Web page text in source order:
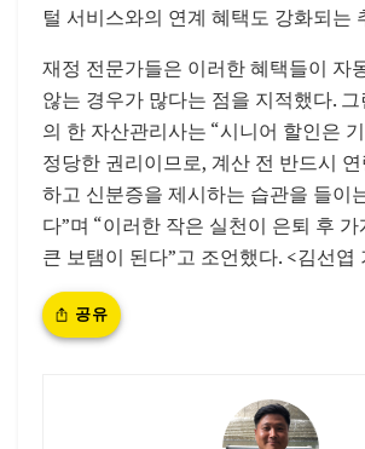
털 서비스와의 연계 혜택도 강화되는
재정 전문가들은 이러한 혜택들이 자
않는 경우가 많다는 점을 지적했다.
의 한 자산관리사는 “시니어 할인은
정당한 권리이므로, 계산 전 반드시
하고 신분증을 제시하는 습관을 들이
다”며 “이러한 작은 실천이 은퇴 후
큰 보탬이 된다”고 조언했다. <김선엽
공유